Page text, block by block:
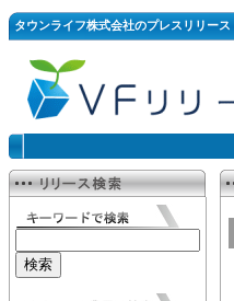
タウンライフ株式会社のプレスリリース